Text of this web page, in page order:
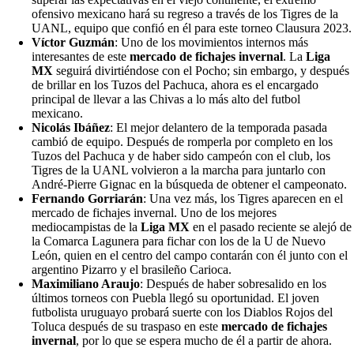
ofensivo mexicano hará su regreso a través de los Tigres de la
UANL, equipo que confió en él para este torneo Clausura 2023.
Víctor Guzmán: Uno de los movimientos internos más
interesantes de este mercado de fichajes invernal. La Liga
MX seguirá divirtiéndose con el Pocho; sin embargo, y después
de brillar en los Tuzos del Pachuca, ahora es el encargado
principal de llevar a las Chivas a lo más alto del futbol
mexicano.
Nicolás Ibáñez: El mejor delantero de la temporada pasada
cambió de equipo. Después de romperla por completo en los
Tuzos del Pachuca y de haber sido campeón con el club, los
Tigres de la UANL volvieron a la marcha para juntarlo con
André-Pierre Gignac en la búsqueda de obtener el campeonato.
Fernando Gorriarán: Una vez más, los Tigres aparecen en el
mercado de fichajes invernal. Uno de los mejores
mediocampistas de la Liga MX en el pasado reciente se alejó de
la Comarca Lagunera para fichar con los de la U de Nuevo
León, quien en el centro del campo contarán con él junto con el
argentino Pizarro y el brasileño Carioca.
Maximiliano Araujo: Después de haber sobresalido en los
últimos torneos con Puebla llegó su oportunidad. El joven
futbolista uruguayo probará suerte con los Diablos Rojos del
Toluca después de su traspaso en este mercado de fichajes
invernal, por lo que se espera mucho de él a partir de ahora.